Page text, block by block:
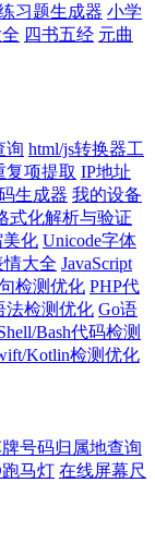
习题生成器 小学
四书五经 元曲
询 html/js转换器工
复项提取 IP地址
生成器 我的设备
式化解析与验证
美化 Unicode字体
情大全 JavaScript
检测优化 PHP代
法检测优化 Go语
Bash代码检测
Kotlin检测优化
号码归属地查询
马灯 在线屏幕尺